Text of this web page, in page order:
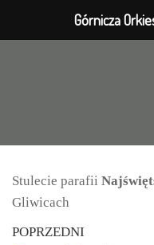
Stulecie parafii
Gliwicach
POPRZEDNI
Górnicza